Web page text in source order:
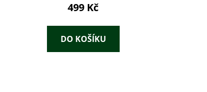
499 Kč
DO KOŠÍKU